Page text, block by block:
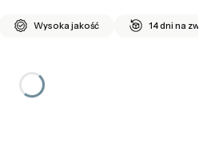
Wysoka jakość 14 dni na